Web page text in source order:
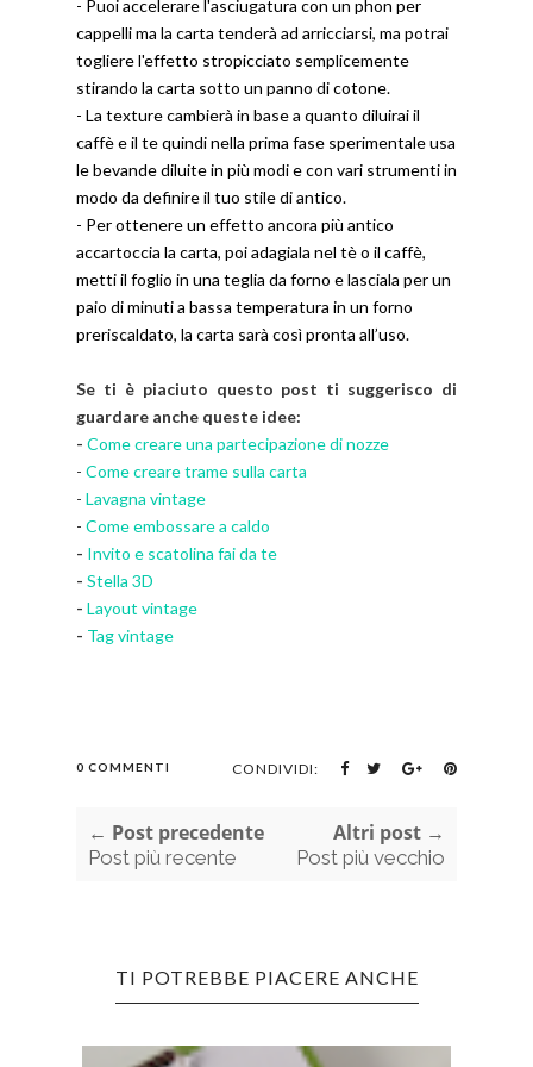
- Puoi accelerare l'asciugatura con un phon per
cappelli ma la carta tenderà ad arricciarsi, ma potrai
togliere l'effetto stropicciato semplicemente
stirando la carta sotto un panno di cotone.
- La texture cambierà in base a quanto diluirai il
caffè e il te quindi nella prima fase sperimentale usa
le bevande diluite in più modi e con vari strumenti in
modo da definire il tuo stile di antico.
- Per ottenere un effetto ancora più antico
accartoccia la carta, poi adagiala nel tè o il caffè,
metti il foglio in una teglia da forno e lasciala per un
paio di minuti a bassa temperatura in un forno
preriscaldato, la carta sarà così pronta all’uso.
Se ti è piaciuto questo post ti suggerisco di
guardare anche queste idee:
- Come creare una partecipazione di nozze
- Come creare trame sulla carta
- Lavagna vintage
- Come embossare a caldo
- Invito e scatolina fai da te
- Stella 3D
- Layout vintage
- Tag vintage
0 COMMENTI CONDIVIDI:
← Post precedente
Post più recente
Altri post →
Post più vecchio
TI POTREBBE PIACERE ANCHE